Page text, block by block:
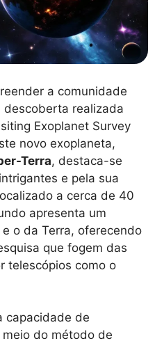
a comunidade
descoberta realizada
Exoplanet Survey
novo exoplaneta,
Terra, destaca-se
e pela sua
a cerca de 40
apresenta um
o da Terra, oferecendo
que fogem das
telescópios como o
capacidade de
do método de